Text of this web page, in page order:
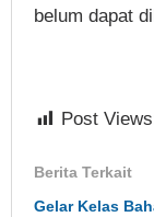
belum dapat
Post
Berita Terkait
Gelar Kelas